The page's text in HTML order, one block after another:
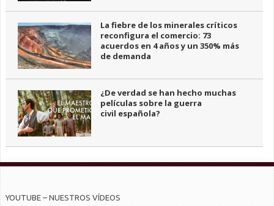
La fiebre de los minerales críticos
reconfigura el comercio: 73
acuerdos en 4 años y un 350% más
de demanda
¿De verdad se han hecho muchas
películas sobre la guerra
civil española?
YOUTUBE – NUESTROS VÍDEOS